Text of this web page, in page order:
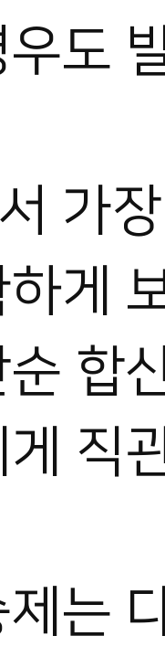
도
가
게
합
직
는